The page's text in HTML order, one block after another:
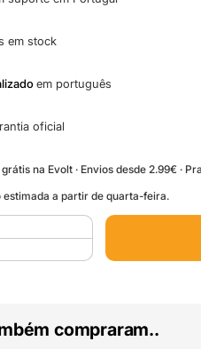
em stock
em português
oficial
na Evolt · Envios desde 2.99€ ·
estimada a partir de quarta-feira.
compraram..